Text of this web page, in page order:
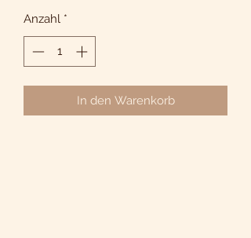
Anzahl *
In den Warenkorb